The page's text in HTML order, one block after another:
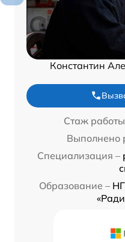
Константин
Стаж
Выполнено
Специализация –
Образование –